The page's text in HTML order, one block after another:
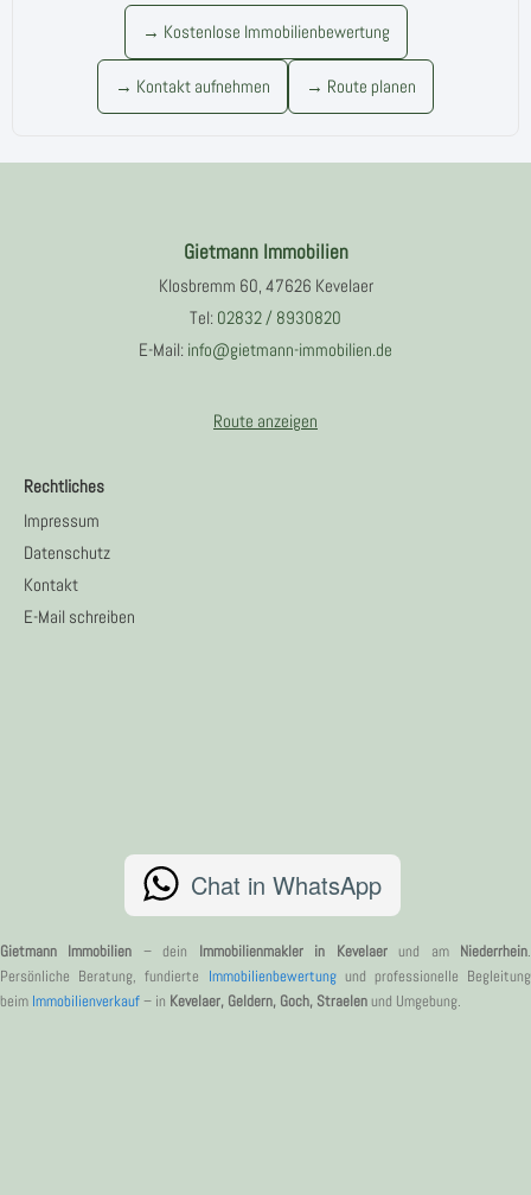
→ Kostenlose Immobilienbewertung
→ Kontakt aufnehmen → Route planen
Gietmann Immobilien
Klosbremm 60, 47626 Kevelaer
Tel: 02832 / 8930820
E-Mail: info@gietmann-immobilien.de
Route anzeigen
Rechtliches
Impressum
Datenschutz
Kontakt
E-Mail schreiben
Chat in WhatsApp
Gietmann Immobilien – dein Immobilienmakler in Kevelaerund am Niederrhein.
Persönliche Beratung, fundierte Immobilienbewertungund professionelle Begleitung
beim Immobilienverkauf– in Kevelaer, Geldern, Goch, Straelenund Umgebung.